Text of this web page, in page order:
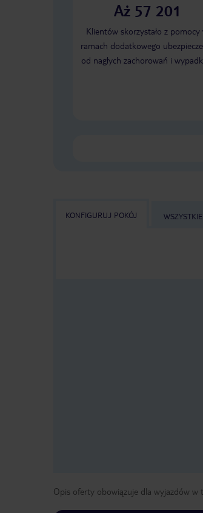
Aż 57 201
Klientów skorzystało z pomocy
ramach dodatkowego
od nagłych zachorowań i
KONFIGURUJ POKÓJ
Opis oferty obowiązuje dla wyjazdów w